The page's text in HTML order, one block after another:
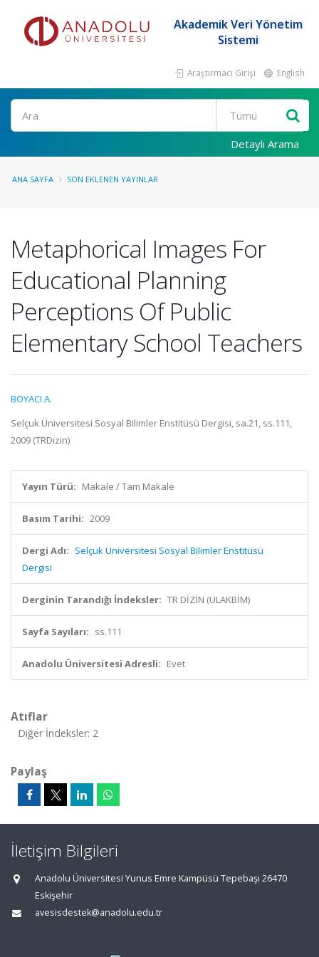
Akademik Veri Yönetim
Sistemi
Araştırmacı Girişi English
Ara
Detaylı Arama
ANA SAYFA SON EKLENEN YAYINLAR
Metaphorical Images For
Educational Planning
Perceptions Of Public
Elementary School Teachers
BOYACI A.
Selçuk Üniversitesi Sosyal Bilimler Enstitüsü Dergisi, sa.21, ss.111,
2009 (TRDizin)
Yayın Türü: Makale / Tam Makale
Basım Tarihi: 2009
Dergi Adı: Selçuk Üniversitesi Sosyal Bilimler Enstitüsü
Dergisi
Derginin Tarandığı İndeksler: TR DİZİN (ULAKBİM)
Sayfa Sayıları: ss.111
Anadolu Üniversitesi Adresli: Evet
Atıflar
Diğer İndeksler: 2
Paylaş
İletişim Bilgileri
Anadolu Üniversitesi Yunus Emre Kampüsü Tepebaşı 26470
Eskişehir
avesisdestek@anadolu.edu.tr